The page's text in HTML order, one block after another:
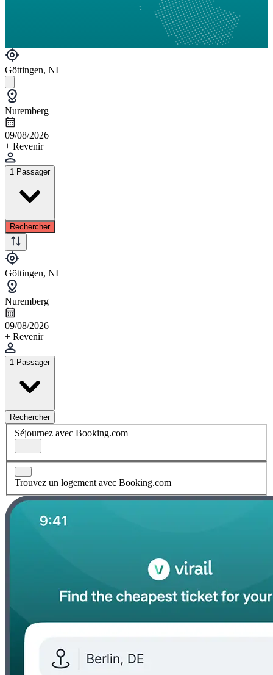
Göttingen, NI
Nuremberg
09/08/2026
+ Revenir
1 Passager
Rechercher
Göttingen, NI
Nuremberg
09/08/2026
+ Revenir
1 Passager
Rechercher
Séjournez avec Booking.com
Trouvez un logement avec Booking.com